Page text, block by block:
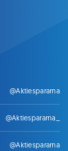
@Aktiespararna
@Aktiespararna_
@Aktiespararna